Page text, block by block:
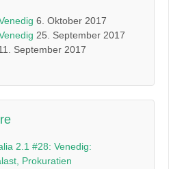
6. Oktober 2017
25. September 2017
September 2017
2.1 #28: Venedig:
Prokuratien